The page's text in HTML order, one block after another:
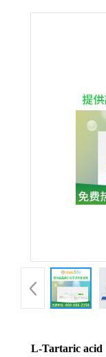
L-Tartaric acid